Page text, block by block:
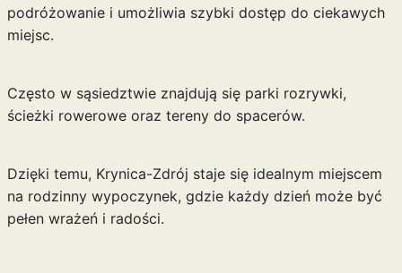
podróżowanie i umożliwia szybki dostęp do ciekawych
miejsc.
Często w sąsiedztwie znajdują się parki rozrywki,
ścieżki rowerowe oraz tereny do spacerów.
Dzięki temu, Krynica-Zdrój staje się idealnym miejscem
na rodzinny wypoczynek, gdzie każdy dzień może być
pełen wrażeń i radości.